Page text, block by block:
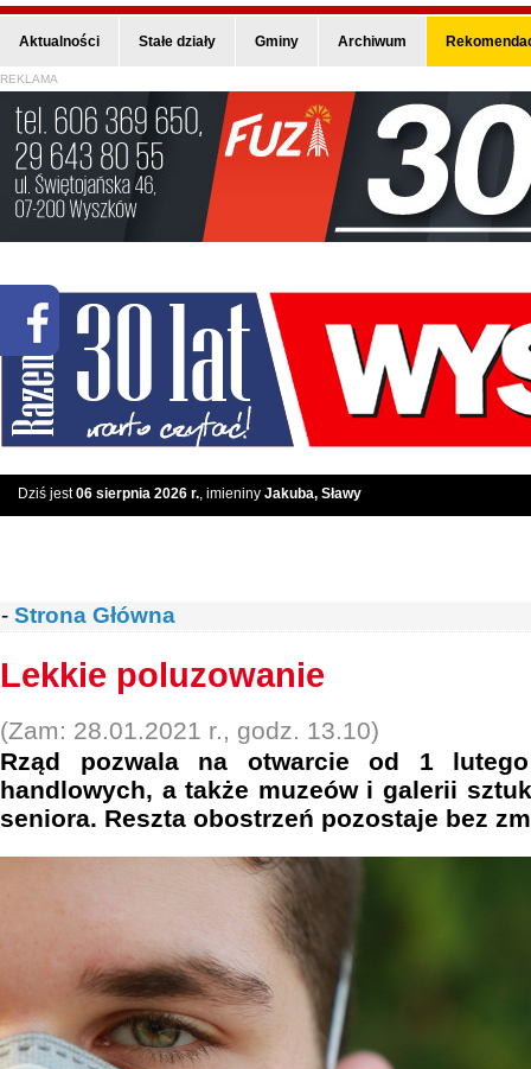
Aktualności Stałe działy Gminy Archiwum
REKLAMA
Dziś jest06 sierpnia 2026 r., imieniny Jakuba, Sławy
- Strona Główna
Lekkie poluzowanie
(Zam: 28.01.2021 r., godz. 13.10)
Rząd pozwala na otwarcie od 1
handlowych, a także muzeów i galerii
seniora. Reszta obostrzeń pozostaje bez